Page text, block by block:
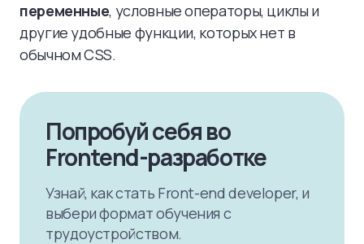
переменные, условные операторы, циклы и
другие удобные функции, которых нет в
обычном CSS.
Попробуй себя во
Frontend-разработке
Узнай, как стать Front-end developer, и
выбери формат обучения с
трудоустройством.